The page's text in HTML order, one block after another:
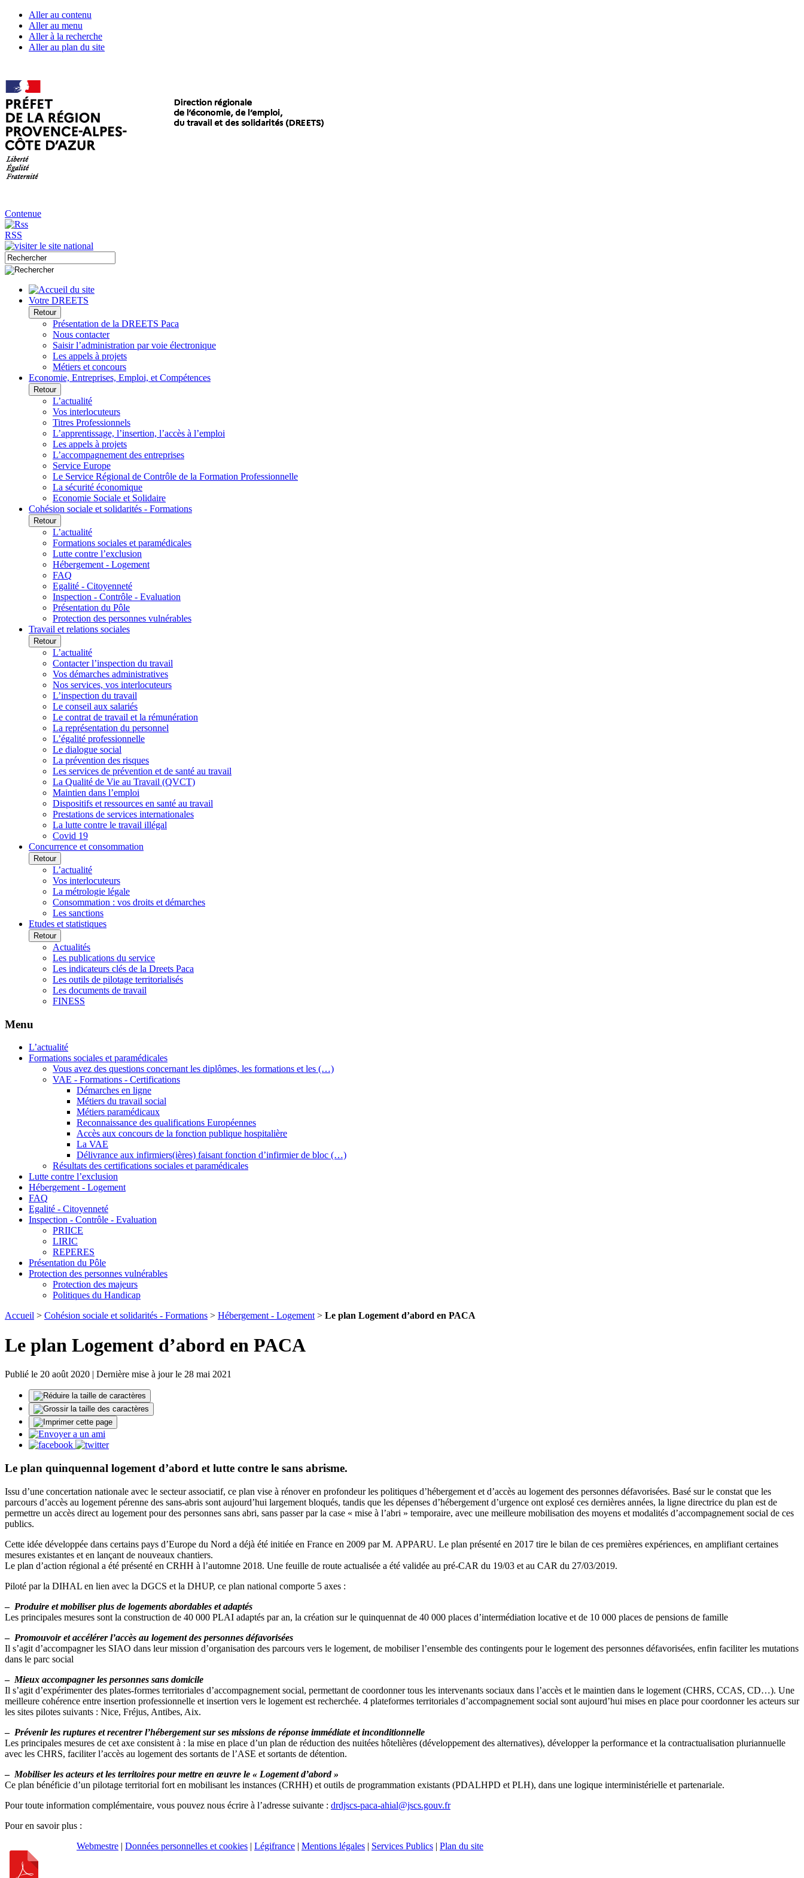
Aller au contenu
Aller au menu
Aller à la recherche
Aller au plan du site
Contenue
RSS
Votre DREETS
Retour
Présentation de la DREETS Paca
Nous contacter
Saisir l’administration par voie électronique
Les appels à projets
Métiers et concours
Economie, Entreprises, Emploi, et Compétences
Retour
L’actualité
Vos interlocuteurs
Titres Professionnels
L’apprentissage, l’insertion, l’accès à l’emploi
Les appels à projets
L’accompagnement des entreprises
Service Europe
Le Service Régional de Contrôle de la Formation Professionnelle
La sécurité économique
Economie Sociale et Solidaire
Cohésion sociale et solidarités - Formations
Retour
L’actualité
Formations sociales et paramédicales
Lutte contre l’exclusion
Hébergement - Logement
FAQ
Egalité - Citoyenneté
Inspection - Contrôle - Evaluation
Présentation du Pôle
Protection des personnes vulnérables
Travail et relations sociales
Retour
L’actualité
Contacter l’inspection du travail
Vos démarches administratives
Nos services, vos interlocuteurs
L’inspection du travail
Le conseil aux salariés
Le contrat de travail et la rémunération
La représentation du personnel
L’égalité professionnelle
Le dialogue social
La prévention des risques
Les services de prévention et de santé au travail
La Qualité de Vie au Travail (QVCT)
Maintien dans l’emploi
Dispositifs et ressources en santé au travail
Prestations de services internationales
La lutte contre le travail illégal
Covid 19
Concurrence et consommation
Retour
L’actualité
Vos interlocuteurs
La métrologie légale
Consommation : vos droits et démarches
Les sanctions
Etudes et statistiques
Retour
Actualités
Les publications du service
Les indicateurs clés de la Dreets Paca
Les outils de pilotage territorialisés
Les documents de travail
FINESS
Menu
L’actualité
Formations sociales et paramédicales
Vous avez des questions concernant les diplômes, les formations et les (…)
VAE - Formations - Certifications
Démarches en ligne
Métiers du travail social
Métiers paramédicaux
Reconnaissance des qualifications Européennes
Accès aux concours de la fonction publique hospitalière
La VAE
Délivrance aux infirmiers(ières) faisant fonction d’infirmier de bloc (…)
Résultats des certifications sociales et paramédicales
Lutte contre l’exclusion
Hébergement - Logement
FAQ
Egalité - Citoyenneté
Inspection - Contrôle - Evaluation
PRIICE
LIRIC
REPERES
Présentation du Pôle
Protection des personnes vulnérables
Protection des majeurs
Politiques du Handicap
Accueil > Cohésion sociale et solidarités - Formations > Hébergement - Logement> Le plan Logement d’abord en PACA
Le plan Logement d’abord en PACA
Publié le 20 août 2020 | Dernière mise à jour le 28 mai 2021
Le plan quinquennal logement d’abord et lutte contre le sans abrisme.
Issu d’une concertation nationale avec le secteur associatif, ce plan vise à rénover en profondeur les politiques d’hébergement et d’accès au logement des personnes défavorisées. Basé sur le constat que les
parcours d’accès au logement pérenne des sans-abris sont aujourd’hui largement bloqués, tandis que les dépenses d’hébergement d’urgence ont explosé ces dernières années, la ligne directrice du plan est de
permettre un accès direct au logement pour des personnes sans abri, sans passer par la case « mise à l’abri » temporaire, avec une meilleure mobilisation des moyens et modalités d’accompagnement social de ces
publics.
Cette idée développée dans certains pays d’Europe du Nord a déjà été initiée en France en 2009 par M. APPARU. Le plan présenté en 2017 tire le bilan de ces premières expériences, en amplifiant certaines
mesures existantes et en lançant de nouveaux chantiers.
Le plan d’action régional a été présenté en CRHH à l’automne 2018. Une feuille de route actualisée a été validée au pré-CAR du 19/03 et au CAR du 27/03/2019.
Piloté par la DIHAL en lien avec la DGCS et la DHUP, ce plan national comporte 5 axes :
– Produire et mobiliser plus de logements abordables et adaptés
Les principales mesures sont la construction de 40 000 PLAI adaptés par an, la création sur le quinquennat de 40 000 places d’intermédiation locative et de 10 000 places de pensions de famille
– Promouvoir et accélérer l’accès au logement des personnes défavorisées
Il s’agit d’accompagner les SIAO dans leur mission d’organisation des parcours vers le logement, de mobiliser l’ensemble des contingents pour le logement des personnes défavorisées, enfin faciliter les mutations
dans le parc social
– Mieux accompagner les personnes sans domicile
Il s’agit d’expérimenter des plates-formes territoriales d’accompagnement social, permettant de coordonner tous les intervenants sociaux dans l’accès et le maintien dans le logement (CHRS, CCAS, CD…). Une
meilleure cohérence entre insertion professionnelle et insertion vers le logement est recherchée. 4 plateformes territoriales d’accompagnement social sont aujourd’hui mises en place pour coordonner les acteurs sur
les sites pilotes suivants : Nice, Fréjus, Antibes, Aix.
– Prévenir les ruptures et recentrer l’hébergement sur ses missions de réponse immédiate et inconditionnelle
Les principales mesures de cet axe consistent à : la mise en place d’un plan de réduction des nuitées hôtelières (développement des alternatives), développer la performance et la contractualisation pluriannuelle
avec les CHRS, faciliter l’accès au logement des sortants de l’ASE et sortants de détention.
– Mobiliser les acteurs et les territoires pour mettre en œuvre le « Logement d’abord »
Ce plan bénéficie d’un pilotage territorial fort en mobilisant les instances (CRHH) et outils de programmation existants (PDALHPD et PLH), dans une logique interministérielle et partenariale.
Pour toute information complémentaire, vous pouvez nous écrire à l’adresse suivante : drdjscs-paca-ahial@jscs.gouv.fr
Pour en savoir plus :
Webmestre | Données personnelles et cookies | Légifrance | Mentions légales | Services Publics | Plan du site